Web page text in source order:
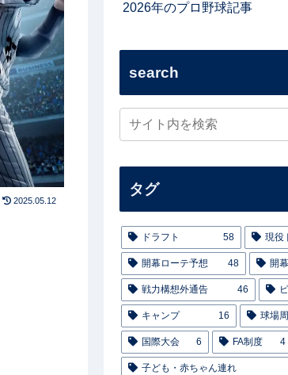
2025.05.12
2026年のプロ野球記事
search
タグ
ドラフト 58 現役
開幕ローテ予想 48 開
戦力構想外通告 46
キャンプ 16 球場
国際大会 6 FA制度 4
子ども・赤ちゃん連れ